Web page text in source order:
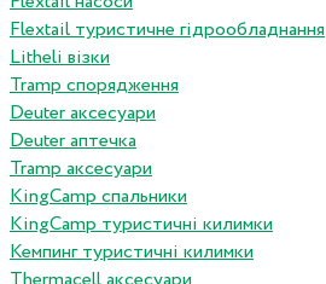
Flextail туристичне гідрообладнання
Litheli візки
Tramp спорядження
Deuter аксесуари
Deuter аптечка
Tramp аксесуари
KingCamp спальники
KingCamp туристичні килимки
Кемпинг туристичні килимки